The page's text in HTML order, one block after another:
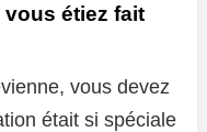
étiez fait
vous devez
était si spéciale